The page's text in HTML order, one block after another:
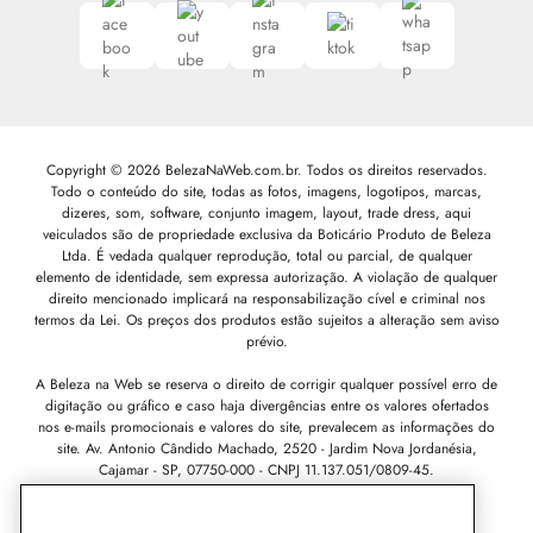
Copyright © 2026 BelezaNaWeb.com.br. Todos os direitos reservados.
Todo o conteúdo do site, todas as fotos, imagens, logotipos, marcas,
dizeres, som, software, conjunto imagem, layout, trade dress, aqui
veiculados são de propriedade exclusiva da Boticário Produto de Beleza
Ltda. É vedada qualquer reprodução, total ou parcial, de qualquer
elemento de identidade, sem expressa autorização. A violação de qualquer
direito mencionado implicará na responsabilização cível e criminal nos
termos da Lei. Os preços dos produtos estão sujeitos a alteração sem aviso
prévio.
A Beleza na Web se reserva o direito de corrigir qualquer possível erro de
digitação ou gráfico e caso haja divergências entre os valores ofertados
nos e-mails promocionais e valores do site, prevalecem as informações do
site. Av. Antonio Cândido Machado, 2520 - Jardim Nova Jordanésia,
Cajamar - SP, 07750-000 - CNPJ 11.137.051/0809-45.